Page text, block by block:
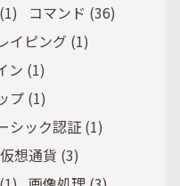
コマンド (36)
イピング (1)
ン (1)
プ (1)
シック認証 (1)
仮想通貨 (3)